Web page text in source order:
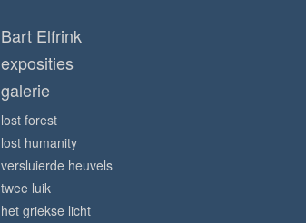
Bart Elfrink
exposities
galerie
lost forest
lost humanity
versluierde heuvels
twee luik
het griekse licht